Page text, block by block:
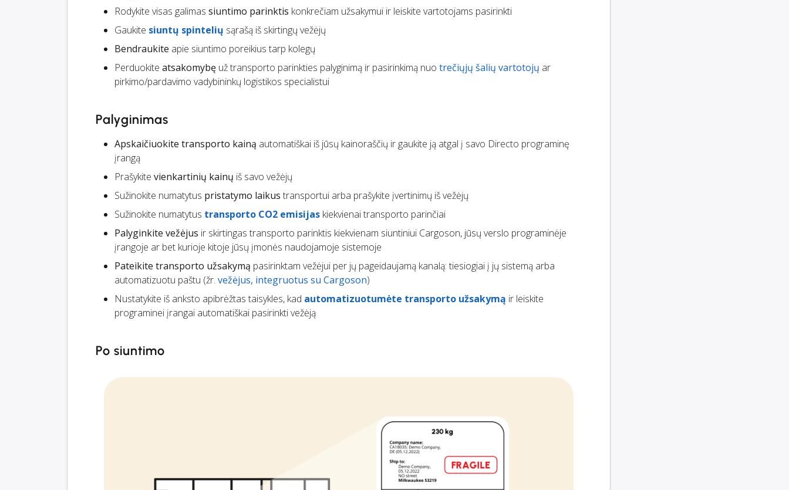
Rodykite visas galimas siuntimo parinktis konkrečiam užsakymui ir leiskite vartotojams pasirinkti
Gaukite siuntų spintelių sąrašą iš skirtingų vežėjų
Bendraukite apie siuntimo poreikius tarp kolegų
Perduokite atsakomybę už transporto parinkties palyginimą ir pasirinkimą nuo trečiųjų šalių vartotojų ar
pirkimo/pardavimo vadybininkų logistikos specialistui
Palyginimas
Apskaičiuokite transporto kainą automatiškai iš jūsų kainoraščių ir gaukite ją atgal į savo Directo programinę
įrangą
Prašykite vienkartinių kainų iš savo vežėjų
Sužinokite numatytus pristatymo laikus transportui arba prašykite įvertinimų iš vežėjų
Sužinokite numatytus transporto CO2 emisijas kiekvienai transporto parinčiai
Palyginkite vežėjus ir skirtingas transporto parinktis kiekvienam siuntiniui Cargoson, jūsų verslo programinėje
įrangoje ar bet kurioje kitoje jūsų įmonės naudojamoje sistemoje
Pateikite transporto užsakymą pasirinktam vežėjui per jų pageidaujamą kanalą: tiesiogiai į jų sistemą arba
automatizuotu paštu (žr. vežėjus, integruotus su Cargoson)
Nustatykite iš anksto apibrėžtas taisykles, kad automatizuotumėte transporto užsakymą ir leiskite
programinei įrangai automatiškai pasirinkti vežėją
Po siuntimo